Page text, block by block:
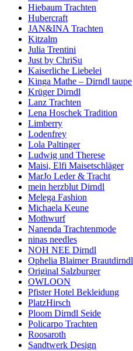
Hiebaum Trachten
Hubercraft
JAN&INA Trachten
Kitzalm
Julia Trentini
Just by ChriSu
Kaiserliche Liebelei
Kinga Mathe – Dirndl taupe
Krüger Dirndl
Lanz Trachten
Lena Hoschek Tradition
Limberry
Lodenfrey
Lola Paltinger
Ludwig und Therese
Maisi, Elfi Maisetschläger
MarJo Leder & Tracht
mein herzblut Dirndl
Melega Fashion
Michaela Keune
Mothwurf
Nanenda Trachtenmode
ninas needles
NOH NEE Dirndl
Ophelia Blaimer Brautdirndl
Original Salzburger
OWLOON
Pfister Hotel Bekleidung
PlatzHirsch
Ploom Dirndl Seide
Policarpo Trachten
Roosaroth
Sandtwerk Design